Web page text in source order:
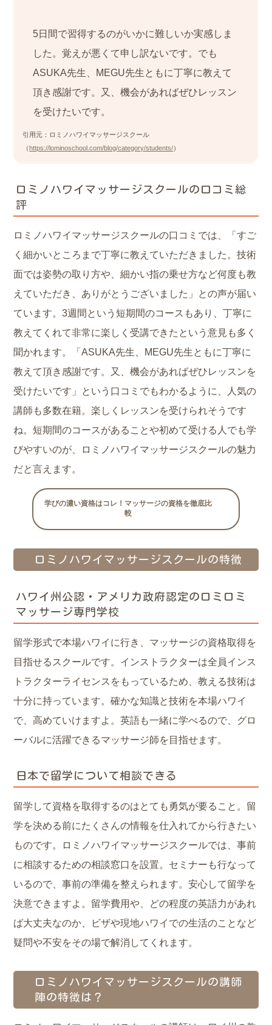
5日間で習得するのがいかに難しいか実感しま
した。覚えが悪くて申し訳ないです。でも
ASUKA先生、MEGU先生ともに丁寧に教えて
頂き感謝です。又、機会があればぜひレッスン
を受けたいです。
引用元：ロミノハワイマッサージスクール
（ https://lominoschool.com/blog/category/students/）
ロミノハワイマッサージスクールの口コミ総
評
ロミノハワイマッサージスクールの口コミでは、「すご
く細かいところまで丁寧に教えていただきました。技術
面では姿勢の取り方や、細かい指の乗せ方など何度も教
えていただき、ありがとうございました」との声が届い
ています。3週間という短期間のコースもあり、丁寧に
教えてくれて非常に楽しく受講できたという意見も多く
聞かれます。「ASUKA先生、MEGU先生ともに丁寧に
教えて頂き感謝です。又、機会があればぜひレッスンを
受けたいです」という口コミでもわかるように、人気の
講師も多数在籍。楽しくレッスンを受けられそうです
ね。短期間のコースがあることや初めて受ける人でも学
びやすいのが、ロミノハワイマッサージスクールの魅力
だと言えます。
学びの濃い資格はコレ！マッサージの資格を徹底比
較
ロミノハワイマッサージスクールの特徴
ハワイ州公認・アメリカ政府認定のロミロミ
マッサージ専門学校
留学形式で本場ハワイに行き、マッサージの資格取得を
目指せるスクールです。インストラクターは全員インス
トラクターライセンスをもっているため、教える技術は
十分に持っています。確かな知識と技術を本場ハワイ
で、高めていけますよ。英語も一緒に学べるので、グロ
ーバルに活躍できるマッサージ師を目指せます。
日本で留学について相談できる
留学して資格を取得するのはとても勇気が要ること。留
学を決める前にたくさんの情報を仕入れてから行きたい
ものです。ロミノハワイマッサージスクールでは、事前
に相談するための相談窓口を設置。セミナーも行なって
いるので、事前の準備を整えられます。安心して留学を
決意できますよ。留学費用や、どの程度の英語力があれ
ば大丈夫なのか、ビザや現地ハワイでの生活のことなど
疑問や不安をその場で解消してくれます。
ロミノハワイマッサージスクールの講師
陣の特徴は？